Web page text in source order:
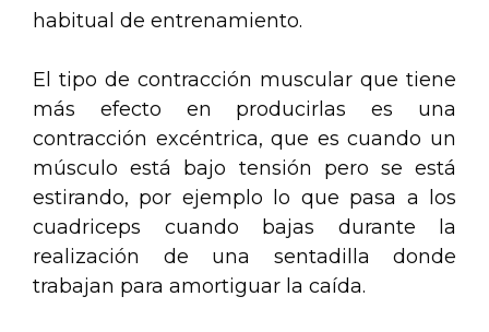
habitual de entrenamiento.
El tipo de contracción muscular que tiene
más efecto en producirlas es una
contracción excéntrica, que es cuando un
músculo está bajo tensión pero se está
estirando, por ejemplo lo que pasa a los
cuadriceps cuando bajas durante la
realización de una sentadilla donde
trabajan para amortiguar la caída.